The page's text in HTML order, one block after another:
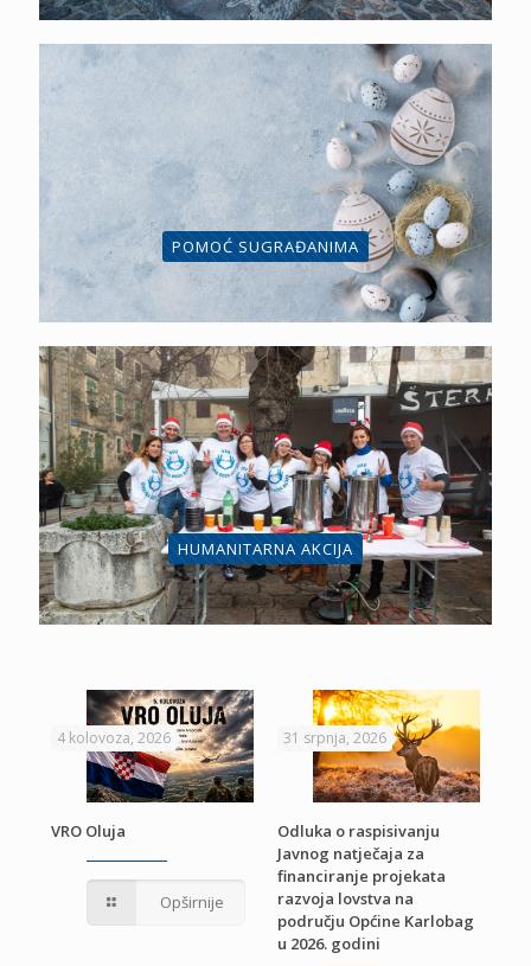
POMOĆ SUGRAĐANIMA
HUMANITARNA AKCIJA
4 kolovoza, 2026
VRO Oluja
Opširnije
31 srpnja, 2026
Odluka o raspisivanju
Javnog natječaja za
financiranje projekata
razvoja lovstva na
području Općine Karlobag
u 2026. godini